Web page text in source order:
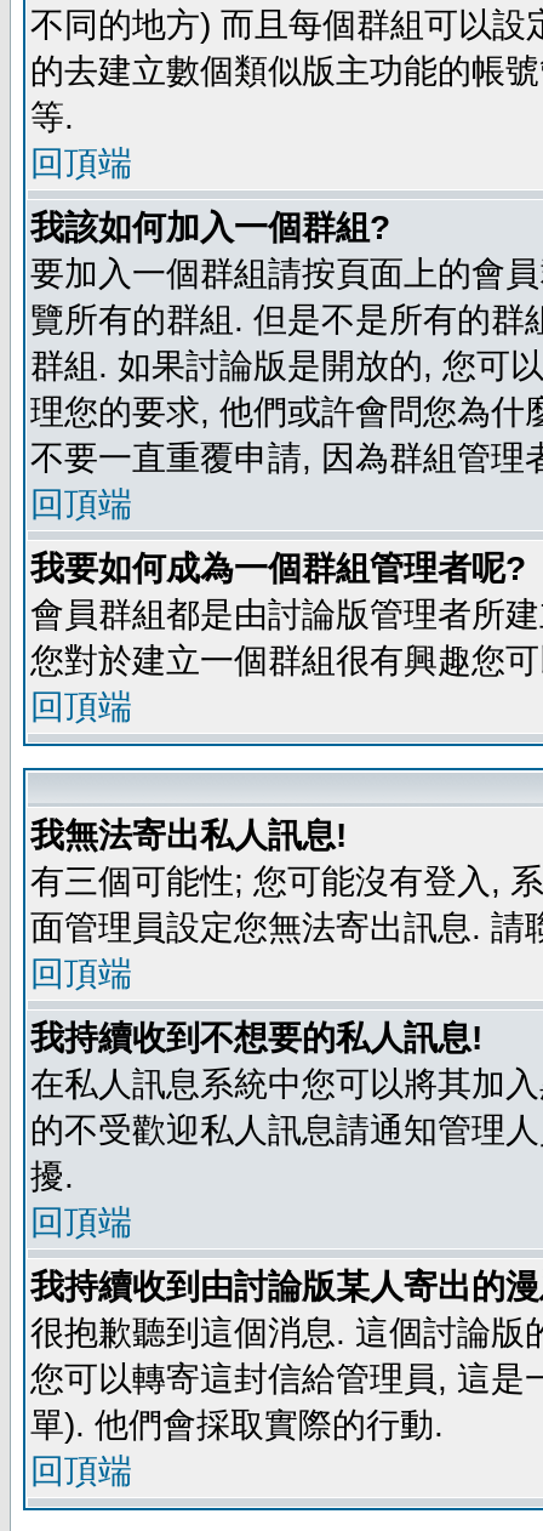
不同的地方) 而且每個群組可以
的去建立數個類似版主功能的帳
等.
回頂端
我該如何加入一個群組?
要加入一個群組請按頁面上的會
覽所有的群組. 但是不是所有的
群組. 如果討論版是開放的, 您可
理您的要求, 他們或許會問您為
不要一直重覆申請, 因為群組管理
回頂端
我要如何成為一個群組管理者呢?
會員群組都是由討論版管理者所
您對於建立一個群組很有興趣您
回頂端
我無法寄出私人訊息!
有三個可能性; 您可能沒有登入,
面管理員設定您無法寄出訊息. 請
回頂端
我持續收到不想要的私人訊息!
在私人訊息系統中您可以將其加
的不受歡迎私人訊息請通知管理
擾.
回頂端
我持續收到由討論版某人寄出的
很抱歉聽到這個消息. 這個討論
您可以轉寄這封信給管理員, 這
單). 他們會採取實際的行動.
回頂端